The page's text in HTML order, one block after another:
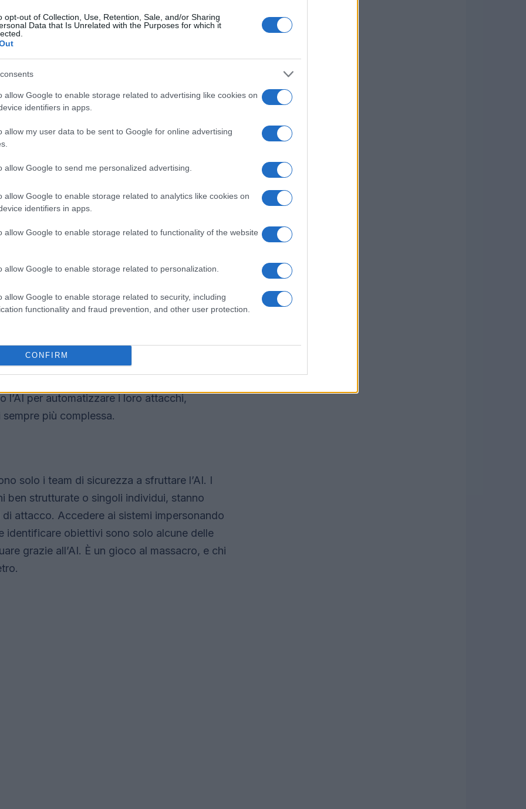
opt-out of Collection, Use, Retention, Sale, and/or Sharing
Data that Is Unrelated with the Purposes for which it
allow Google to enable storage related to advertising like cookies on
identifiers in apps.
allow my user data to be sent to Google for online advertising
allow Google to send me personalized advertising.
allow Google to enable storage related to analytics like cookies on
identifiers in apps.
allow Google to enable storage related to functionality of the website
allow Google to enable storage related to personalization.
allow Google to enable storage related to security, including
functionality and fraud prevention, and other user protection.
CONFIRM
informatica
di apprendimento automatico, permette ai
volumi di dati, identificando schemi e
manualmente. Questo non è solo un
Le soluzioni di cybersecurity basate su AI
prevedere e rispondere in modo più efficace
Con l’AI, la postura di sicurezza
riducendo la probabilità di violazioni.
il suo ingresso nel panorama della
rivoluzionario. Immagina un sistema che
e genera report intelligibili per i professionisti
è capace di fare, facilitando il lavoro
fruibili. Certo, non è solo un gioco da
l’AI per automatizzare i loro attacchi,
più complessa.
solo i team di sicurezza a sfruttare l’AI. I
ben strutturate o singoli individui, stanno
attacco. Accedere ai sistemi impersonando
identificare obiettivi sono solo alcune delle
grazie all’AI. È un gioco al massacro, e chi